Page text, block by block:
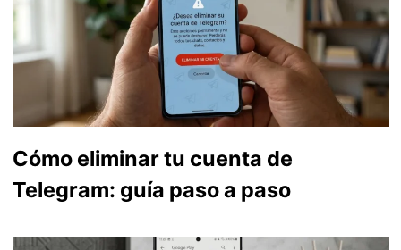
Cómo eliminar tu cuenta de
Telegram: guía paso a paso